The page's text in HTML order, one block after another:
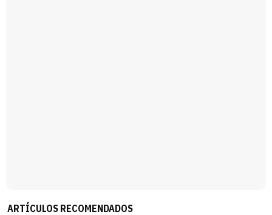
ARTÍCULOS RECOMENDADOS